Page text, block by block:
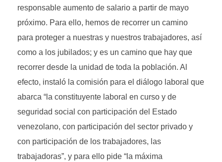
responsable aumento de salario a partir de mayo
próximo. Para ello, hemos de recorrer un camino
para proteger a nuestras y nuestros trabajadores, así
como a los jubilados; y es un camino que hay que
recorrer desde la unidad de toda la población. Al
efecto, instaló la comisión para el diálogo laboral que
abarca “la constituyente laboral en curso y de
seguridad social con participación del Estado
venezolano, con participación del sector privado y
con participación de los trabajadores, las
trabajadoras”, y para ello pide “la máxima